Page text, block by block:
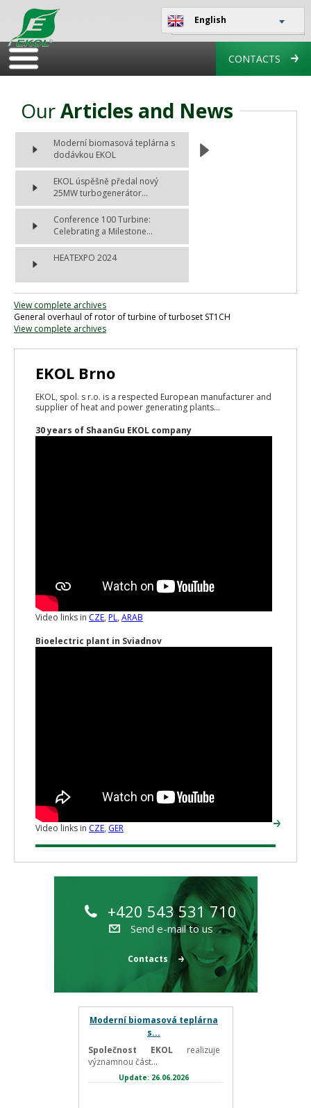
English
CONTACTS
OurArticles and News
Moderní biomasová teplárna s
dodávkou EKOL
EKOL úspěšně předal nový
25MW turbogenerátor...
Conference 100 Turbine:
Celebrating a Milestone...
HEATEXPO 2024
View complete archives
General overhaul of rotor of turbine of turboset ST1CH
View complete archives
EKOL Brno
EKOL, spol. s r.o. is a respected European manufacturer and
supplier of heat and power generating plants...
30 years of ShaanGu EKOL company
Video links in CZE, PL, ARAB
Bioelectric plant in Sviadnov
Video links in CZE, GER
+420 543 531 710
Send e-mail to us
Contacts
Moderní biomasová teplárna
s...
Společnost EKOLrealizuje
významnou část...
Update: 26.06.2026